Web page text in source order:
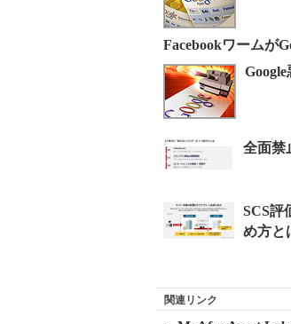
Facebookワームが
関連リンク